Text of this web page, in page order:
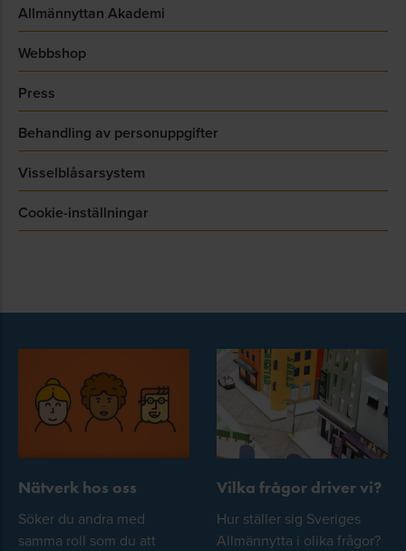
Allmännyttan Akademi
Webbshop
Press
Behandling av personuppgifter
Visselblåsarsystem
Cookie-inställningar
Nätverk hos oss
Söker du andra med
samma roll som du att
Vilka frågor driver vi?
Hur ställer sig Sveriges
Allmännytta i olika frågor?